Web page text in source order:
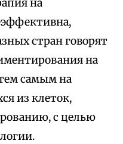
на
стран говорят
на
самым на
из клеток,
с целью